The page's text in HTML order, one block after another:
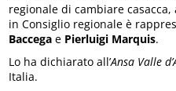
regionale di cambiare
in Consiglio regionale è
Baccega e Pierluigi Marquis.
Lo ha dichiarato all’Ansa Valle
Italia.